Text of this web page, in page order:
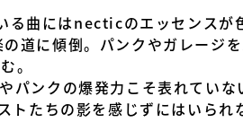
る曲にはnecticのエッセンスが
道に傾倒。パンクやガレージ
。
ンクの爆発力こそ表れてい
たちの影を感じずにはいられ